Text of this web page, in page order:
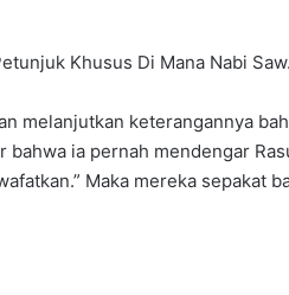
Khusus Di Mana Nabi
melanjutkan keterangannya
ia pernah mendengar
Maka mereka sepakat